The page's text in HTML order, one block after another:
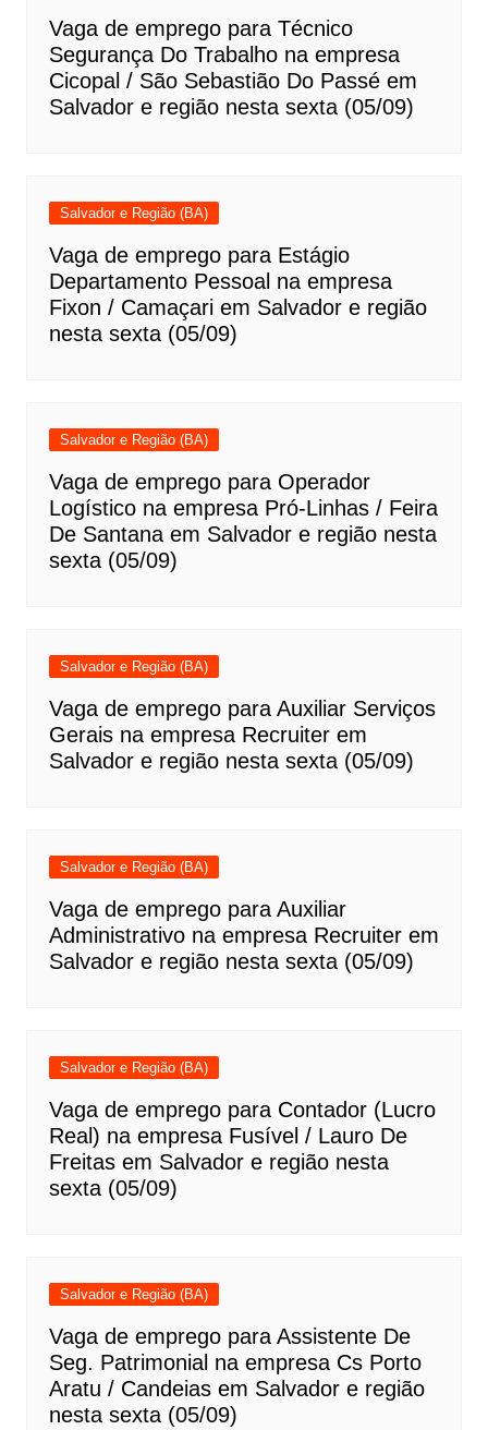
Vaga de emprego para Técnico
Segurança Do Trabalho na empresa
Cicopal / São Sebastião Do Passé em
Salvador e região nesta sexta (05/09)
Salvador e Região (BA)
Vaga de emprego para Estágio
Departamento Pessoal na empresa
Fixon / Camaçari em Salvador e região
nesta sexta (05/09)
Salvador e Região (BA)
Vaga de emprego para Operador
Logístico na empresa Pró-Linhas / Feira
De Santana em Salvador e região nesta
sexta (05/09)
Salvador e Região (BA)
Vaga de emprego para Auxiliar Serviços
Gerais na empresa Recruiter em
Salvador e região nesta sexta (05/09)
Salvador e Região (BA)
Vaga de emprego para Auxiliar
Administrativo na empresa Recruiter em
Salvador e região nesta sexta (05/09)
Salvador e Região (BA)
Vaga de emprego para Contador (Lucro
Real) na empresa Fusível / Lauro De
Freitas em Salvador e região nesta
sexta (05/09)
Salvador e Região (BA)
Vaga de emprego para Assistente De
Seg. Patrimonial na empresa Cs Porto
Aratu / Candeias em Salvador e região
nesta sexta (05/09)